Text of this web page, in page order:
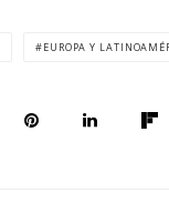
EUROPA Y